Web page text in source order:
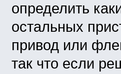
определить
остальных
привод или
так что если